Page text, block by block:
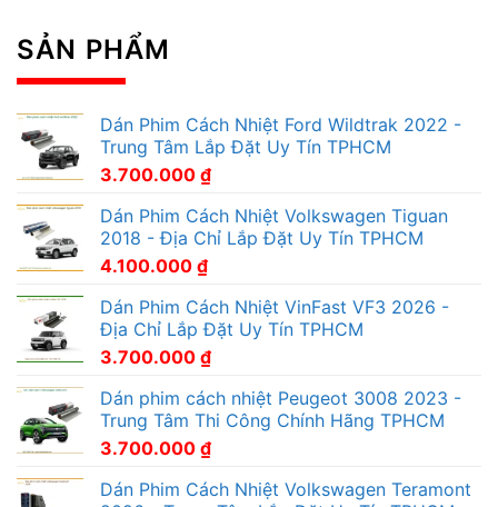
SẢN PHẨM
Dán Phim Cách Nhiệt Ford Wildtrak 2022 -
Trung Tâm Lắp Đặt Uy Tín TPHCM
3.700.000 ₫
Dán Phim Cách Nhiệt Volkswagen Tiguan
2018 - Địa Chỉ Lắp Đặt Uy Tín TPHCM
4.100.000 ₫
Dán Phim Cách Nhiệt VinFast VF3 2026 -
Địa Chỉ Lắp Đặt Uy Tín TPHCM
3.700.000 ₫
Dán phim cách nhiệt Peugeot 3008 2023 -
Trung Tâm Thi Công Chính Hãng TPHCM
3.700.000 ₫
Dán Phim Cách Nhiệt Volkswagen Teramont